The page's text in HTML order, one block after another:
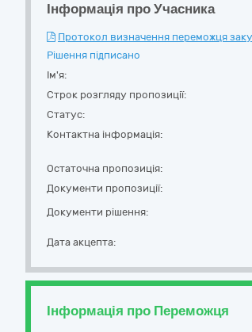
Інформація про Учасника
Протокол визначення переможця
Рішення підписано
Ім'я:
Строк розгляду пропозиції:
Статус:
Контактна інформація:
Остаточна пропозиція:
Документи пропозиції:
Документи рішення:
Дата акцепта:
Інформація про Переможця